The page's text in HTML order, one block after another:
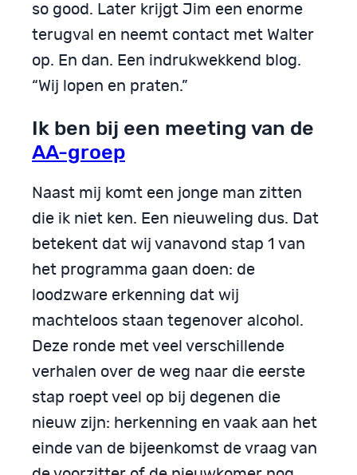
so good. Later krijgt Jim een enorme
terugval en neemt contact met Walter
op. En dan. Een indrukwekkend blog.
“Wij lopen en praten.”
Ik ben bij een meeting van de
AA-groep
Naast mij komt een jonge man zitten
die ik niet ken. Een nieuweling dus. Dat
betekent dat wij vanavond stap 1 van
het programma gaan doen: de
loodzware erkenning dat wij
machteloos staan tegenover alcohol.
Deze ronde met veel verschillende
verhalen over de weg naar die eerste
stap roept veel op bij degenen die
nieuw zijn: herkenning en vaak aan het
einde van de bijeenkomst de vraag van